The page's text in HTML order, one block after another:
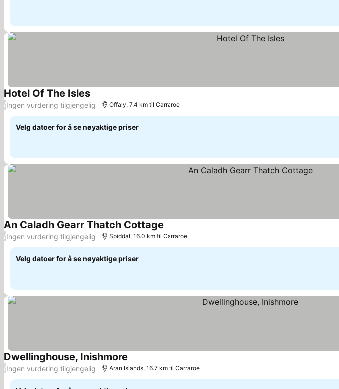
Hotel Of The IslesSe priser
/Ingen vurdering tilgjengelig Offaly, 7.4 km til Carraroe
Velg datoer for å se nøyaktige priser
An Caladh Gearr Thatch Cottage
/Ingen vurdering tilgjengelig Spiddal, 16.0 km til Carraroe
Velg datoer for å se nøyaktige priser
Dwellinghouse, Inishmore
/Ingen vurdering tilgjengelig Aran Islands, 16.7 km til Carraroe